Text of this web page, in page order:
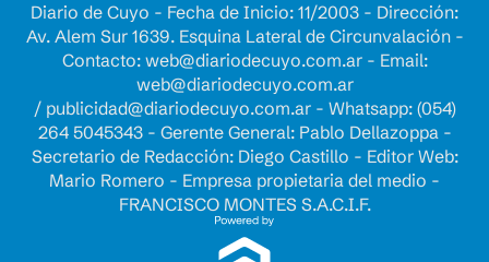
Diario de Cuyo - Fecha de Inicio: 11/2003 - Dirección:
Av. Alem Sur 1639. Esquina Lateral de Circunvalación -
Contacto: web@diariodecuyo.com.ar- Email:
web@diariodecuyo.com.ar
/ publicidad@diariodecuyo.com.ar- Whatsapp: (054)
264 5045343 - Gerente General: Pablo Dellazoppa -
Secretario de Redacción: Diego Castillo - Editor Web:
Mario Romero - Empresa propietaria del medio -
FRANCISCO MONTES S.A.C.I.F.